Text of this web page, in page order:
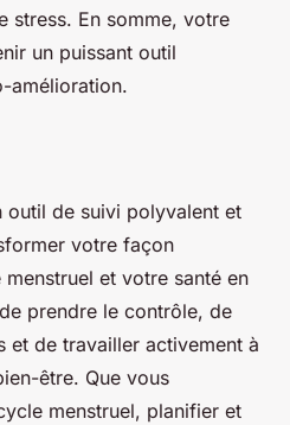
stress. En somme, votre
un puissant outil
amélioration.
outil de suivi polyvalent et
votre façon
et votre santé en
prendre le contrôle, de
de travailler activement à
être. Que vous
menstruel, planifier et